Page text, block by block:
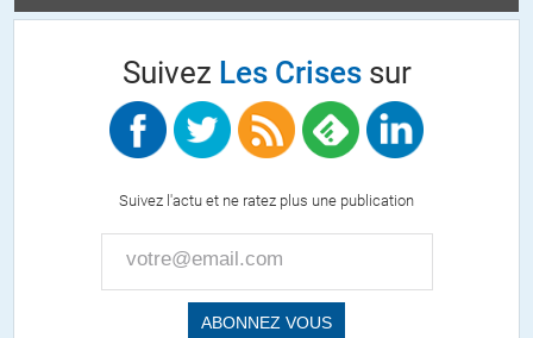
Seraphim // 22.04.2017 à 03h55
récent. A l’heure où des candidats à l’élection présidentielle suivante,
conditions, font des allégations sans preuves et probablement sans
français, ces « révélations » remettent les pendules à l’heure. Des tas
de choses ont déjà été « révélées », jusque récemment, et de façon
Suivez Les Crisessur
Suivez l'actu et ne ratez plus une publication